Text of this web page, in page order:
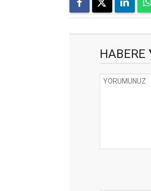
HABERE